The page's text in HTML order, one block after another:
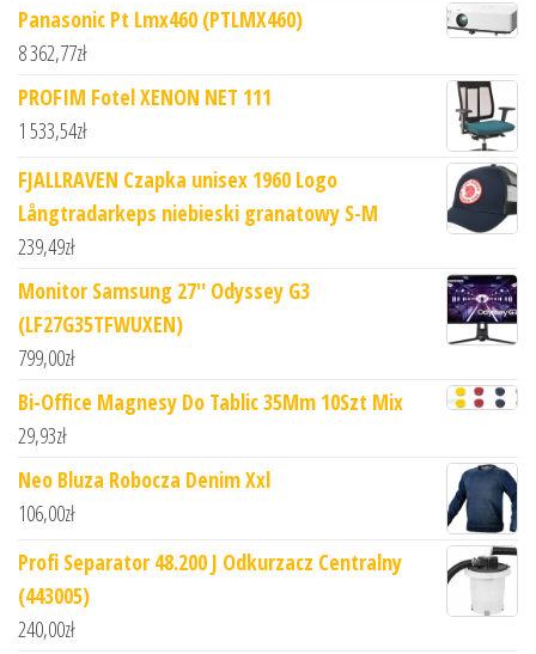
Panasonic Pt Lmx460 (PTLMX460)
8 362,77zł
PROFIM Fotel XENON NET 111
1 533,54zł
FJALLRAVEN Czapka unisex 1960 Logo
Långtradarkeps niebieski granatowy S-M
239,49zł
Monitor Samsung 27'' Odyssey G3
(LF27G35TFWUXEN)
799,00zł
Bi-Office Magnesy Do Tablic 35Mm 10Szt Mix
29,93zł
Neo Bluza Robocza Denim Xxl
106,00zł
Profi Separator 48.200 J Odkurzacz Centralny
(443005)
240,00zł